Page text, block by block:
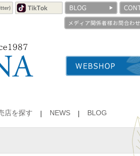
店を探す NEWS BLOG